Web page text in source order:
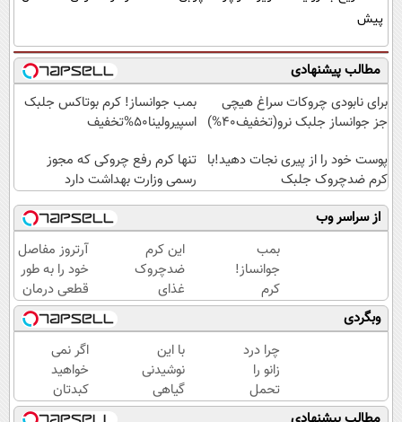
پیش
مطالب پیشنهادی
برای نابودی چروکات سراغ هیچی
جز جوانساز جلبک نرو(تخفیف40%)
بمب جوانساز! کرم بوتاکس جلبک
اسپیرولینا50%تخفیف
پوست خود را از پیری نجات دهید!با
کرم ضدچروک جلبک
تنها کرم رفع چروکی که مجوز
رسمی وزارت بهداشت دارد
از سراسر وب
بمب
جوانساز!
کرم
بوتاکس
جلبک
اسپیرولینا50%تخفیف
این کرم
ضدچروک
غذای
پوستت
رو تامین
میکنه
(خرید با
40%تخفیف)
آرتروز مفاصل
خود را به طور
قطعی درمان
کنید!
◗پرسش‌نامه◖
وبگردی
چرا درد
زانو را
تحمل
می‌کنی؟
با این
نوشیدنی
گیاهی
سلامتی
اگر نمی
خواهید
کبدتان
چرب